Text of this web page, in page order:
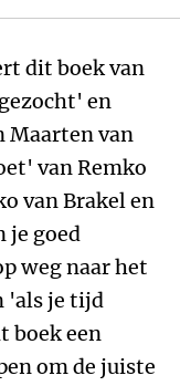
dit boek van
en
Maarten van
van Remko
van Brakel en
je goed
weg naar het
'als je tijd
boek een
om de juiste